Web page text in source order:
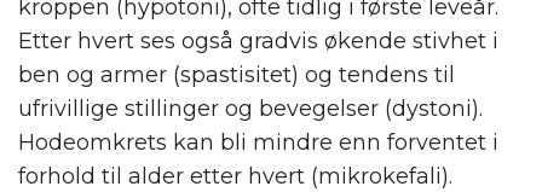
kroppen (hypotoni), ofte tidlig i første leveår.
Etter hvert ses også gradvis økende stivhet i
ben og armer (spastisitet) og tendens til
ufrivillige stillinger og bevegelser (dystoni).
Hodeomkrets kan bli mindre enn forventet i
forhold til alder etter hvert (mikrokefali).